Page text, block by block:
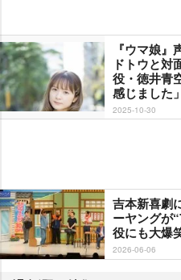
『ウマ娘
ドトウと
役・徳井青
感じました」
2025-10-30
吉本新喜劇
ーヤングが
役にも大爆
2026-06-06